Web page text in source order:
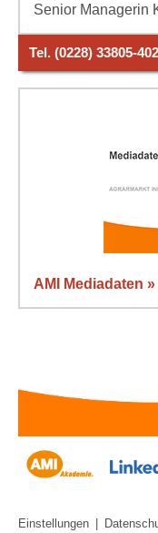
Senior Managerin
Tel. (0228) 33805-
AMI Mediadaten »
Einstellungen